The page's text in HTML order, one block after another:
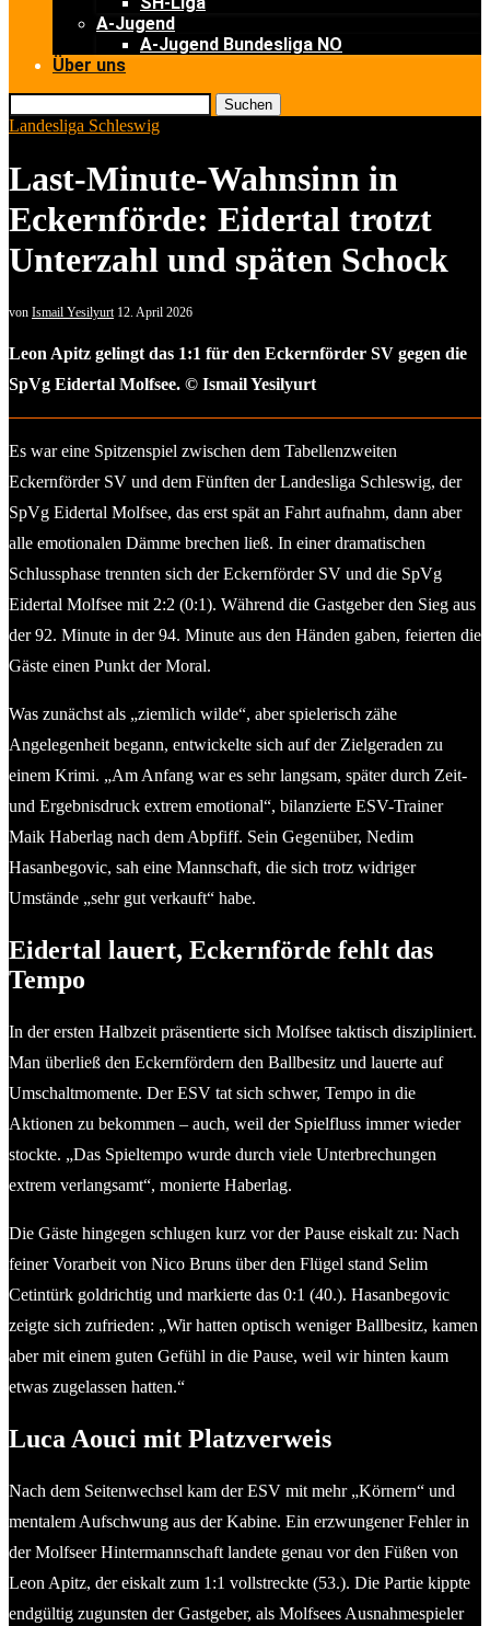
A-Jugend
A-Jugend Bundesliga NO
Über uns
Suchen
Landesliga Schleswig
Last-Minute-Wahnsinn in
Eckernförde: Eidertal trotzt
Unterzahl und späten Schock
von Ismail Yesilyurt 12. April 2026
Leon Apitz gelingt das 1:1 für den Eckernförder SV gegen die
SpVg Eidertal Molfsee. © Ismail Yesilyurt
Es war eine Spitzenspiel zwischen dem Tabellenzweiten
Eckernförder SV und dem Fünften der Landesliga Schleswig, der
SpVg Eidertal Molfsee, das erst spät an Fahrt aufnahm, dann aber
alle emotionalen Dämme brechen ließ. In einer dramatischen
Schlussphase trennten sich der Eckernförder SV und die SpVg
Eidertal Molfsee mit 2:2 (0:1). Während die Gastgeber den Sieg aus
der 92. Minute in der 94. Minute aus den Händen gaben, feierten die
Gäste einen Punkt der Moral.
Was zunächst als „ziemlich wilde“, aber spielerisch zähe
Angelegenheit begann, entwickelte sich auf der Zielgeraden zu
einem Krimi. „Am Anfang war es sehr langsam, später durch Zeit-
und Ergebnisdruck extrem emotional“, bilanzierte ESV-Trainer
Maik Haberlag nach dem Abpfiff. Sein Gegenüber, Nedim
Hasanbegovic, sah eine Mannschaft, die sich trotz widriger
Umstände „sehr gut verkauft“ habe.
Eidertal lauert, Eckernförde fehlt das
Tempo
In der ersten Halbzeit präsentierte sich Molfsee taktisch diszipliniert.
Man überließ den Eckernfördern den Ballbesitz und lauerte auf
Umschaltmomente. Der ESV tat sich schwer, Tempo in die
Aktionen zu bekommen – auch, weil der Spielfluss immer wieder
stockte. „Das Spieltempo wurde durch viele Unterbrechungen
extrem verlangsamt“, monierte Haberlag.
Die Gäste hingegen schlugen kurz vor der Pause eiskalt zu: Nach
feiner Vorarbeit von Nico Bruns über den Flügel stand Selim
Cetintürk goldrichtig und markierte das 0:1 (40.). Hasanbegovic
zeigte sich zufrieden: „Wir hatten optisch weniger Ballbesitz, kamen
aber mit einem guten Gefühl in die Pause, weil wir hinten kaum
etwas zugelassen hatten.“
Luca Aouci mit Platzverweis
Nach dem Seitenwechsel kam der ESV mit mehr „Körnern“ und
mentalem Aufschwung aus der Kabine. Ein erzwungener Fehler in
der Molfseer Hintermannschaft landete genau vor den Füßen von
Leon Apitz, der eiskalt zum 1:1 vollstreckte (53.). Die Partie kippte
endgültig zugunsten der Gastgeber, als Molfsees Ausnahmespieler